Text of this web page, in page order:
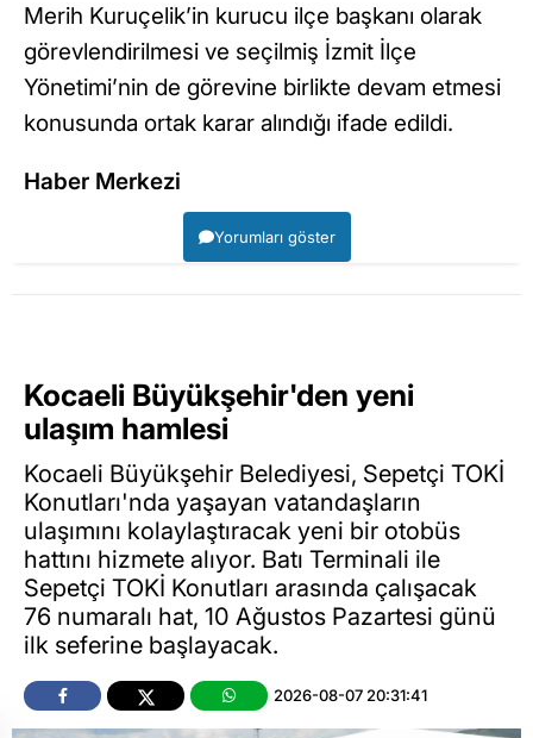
Merih Kuruçelik’in kurucu ilçe başkanı olarak
görevlendirilmesi ve seçilmiş İzmit İlçe
Yönetimi’nin de görevine birlikte devam etmesi
konusunda ortak karar alındığı ifade edildi.
Haber Merkezi
Yorumları göster
Kocaeli Büyükşehir'den yeni
ulaşım hamlesi
Kocaeli Büyükşehir Belediyesi, Sepetçi TOKİ
Konutları'nda yaşayan vatandaşların
ulaşımını kolaylaştıracak yeni bir otobüs
hattını hizmete alıyor. Batı Terminali ile
Sepetçi TOKİ Konutları arasında çalışacak
76 numaralı hat, 10 Ağustos Pazartesi günü
ilk seferine başlayacak.
2026-08-07 20:31:41